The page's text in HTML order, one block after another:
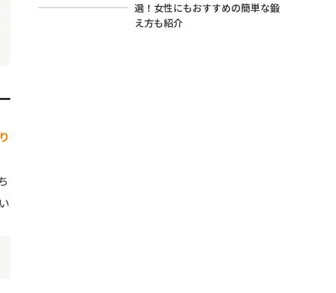
選！女性にもおすすめの簡単な鍛
え方も紹介